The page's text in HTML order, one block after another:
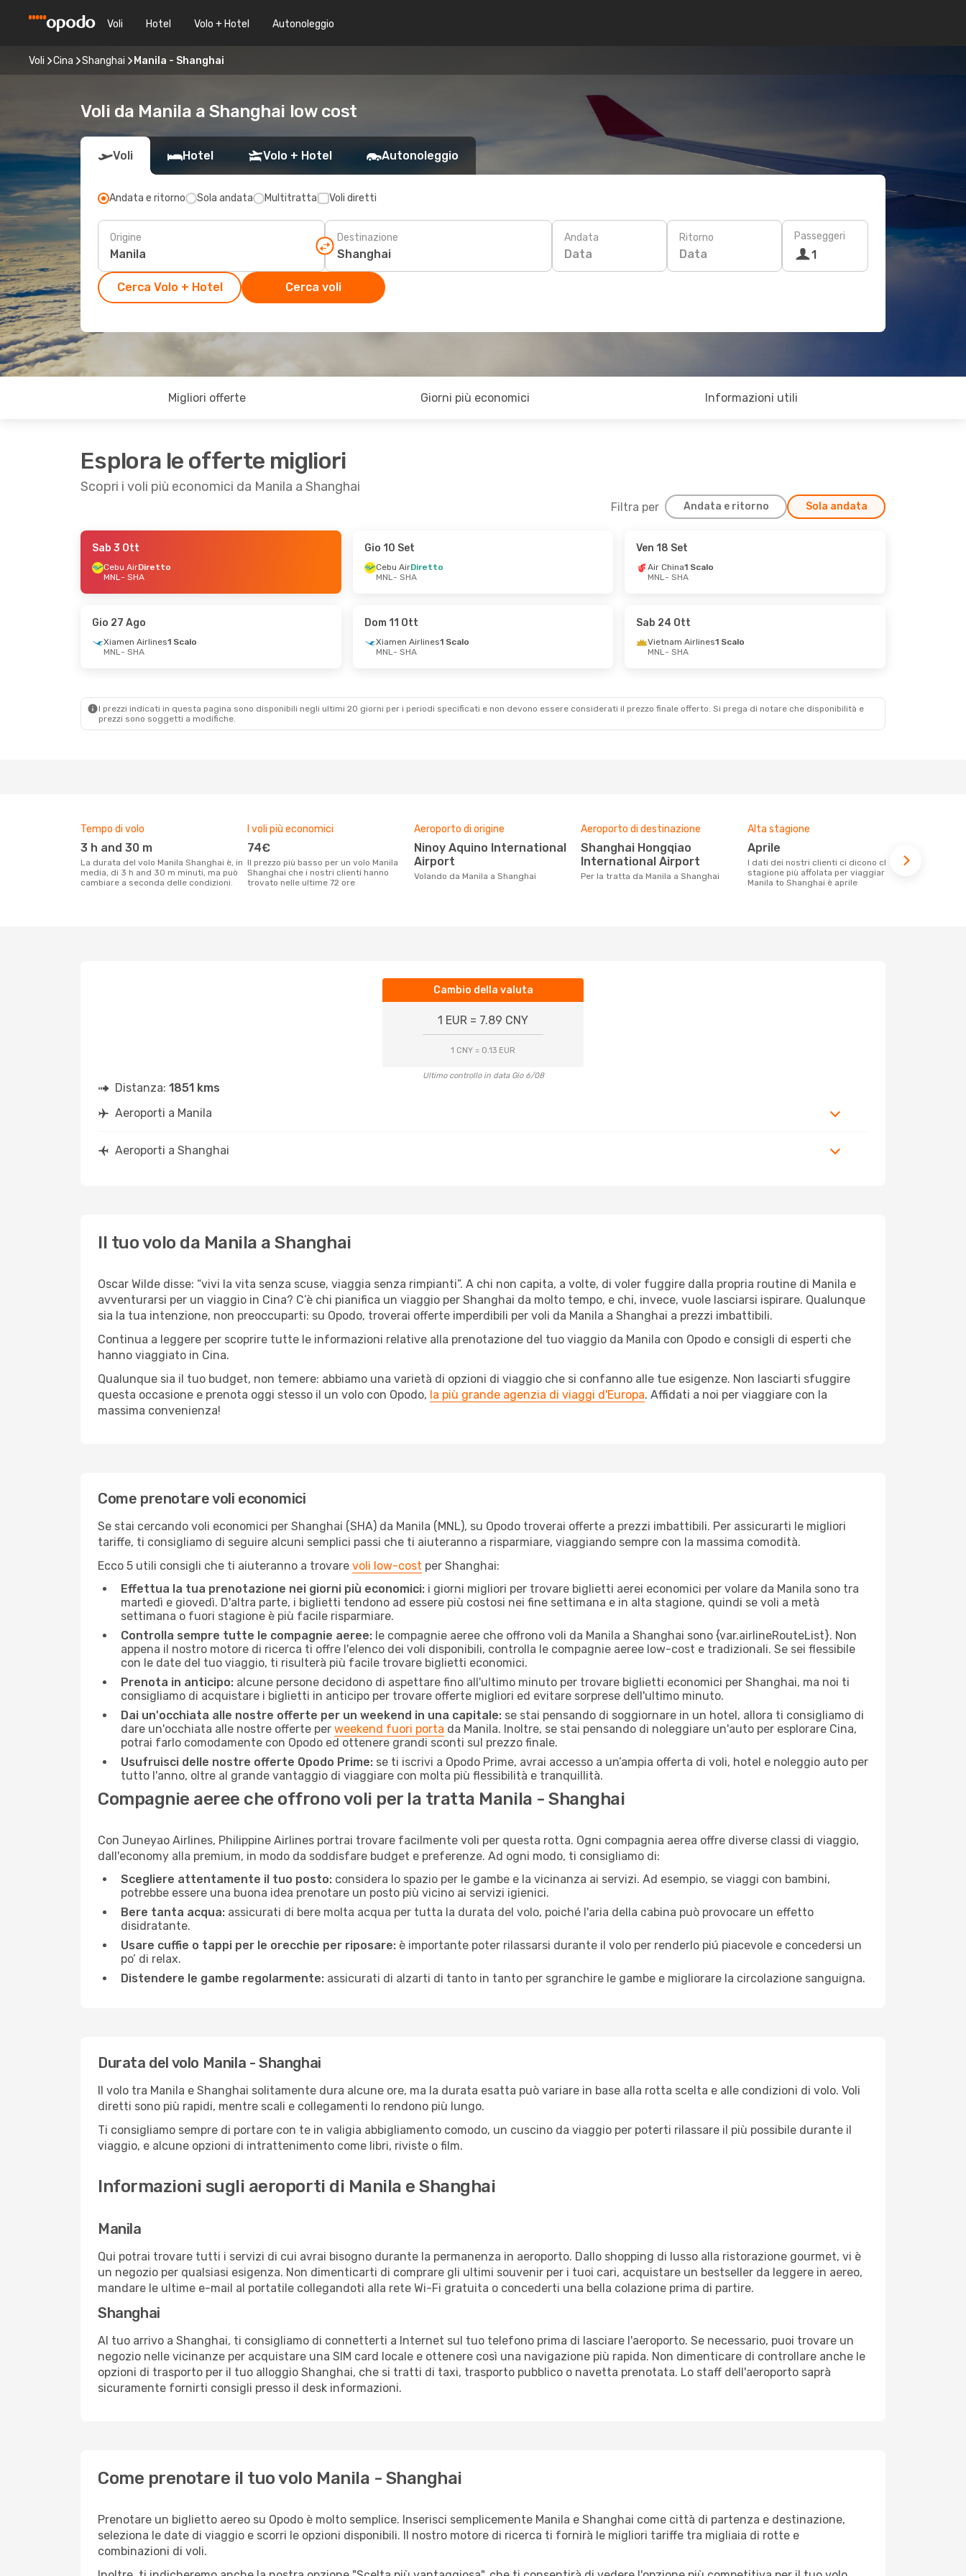
Voli Hotel Volo + Hotel Autonoleggio
Voli Cina Shanghai Manila - Shanghai
Voli da Manila a Shanghai low cost
Voli Hotel Volo + Hotel Autonoleggio
Andata e ritorno Sola andata Multitratta Voli diretti
Origine Destinazione Andata
Data
Ritorno
Data
Passeggeri
1
Cerca Volo + Hotel Cerca voli
Migliori offerte Giorni più economici Informazioni utili
Esplora le offerte migliori
Scopri i voli più economici da Manila a Shanghai
Filtra per Andata e ritorno Sola andata
- Lun 31 Ago
1 Scalo
Sab 3 Ott
Cebu AirDiretto
MNL- SHA
Gio 10 Set
Cebu AirDiretto
MNL- SHA
Ven 18 Set
Air China1 Scalo
MNL- SHA
Gio 27 Ago
Xiamen Airlines1 Scalo
MNL- SHA
Dom 11 Ott
Xiamen Airlines1 Scalo
MNL- SHA
Sab 24 Ott
Vietnam Airlines1 Scalo
MNL- SHA
I prezzi indicati in questa pagina sono disponibili negli ultimi 20 giorni per i periodi specificati e non devono essere considerati il ​​prezzo finale offerto. Si prega di notare che disponibilità e
prezzi sono soggetti a modifiche.
Tempo di volo
3 h and 30 m
La durata del volo Manila Shanghai è, in
media, di 3 h and 30 m minuti, ma può
cambiare a seconda delle condizioni.
I voli più economici
74€
Il prezzo più basso per un volo Manila
Shanghai che i nostri clienti hanno
trovato nelle ultime 72 ore
Aeroporto di origine
Ninoy Aquino International
Airport
Volando da Manila a Shanghai
Aeroporto di destinazione
Shanghai Hongqiao
International Airport
Per la tratta da Manila a Shanghai
Alta stagione
aprile
I dati dei nostri clienti ci dicono che la
stagione più affolata per viaggiare da
Manila to Shanghai è aprile
Cambio della valuta
1 EUR = 7.89 CNY
1 CNY = 0.13 EUR
Ultimo controllo in data Gio 6/08
Distanza: 1851 kms
Aeroporti a Manila
Aeroporti a Shanghai
Il tuo volo da Manila a Shanghai
Oscar Wilde disse: “vivi la vita senza scuse, viaggia senza rimpianti”. A chi non capita, a volte, di voler fuggire dalla propria routine di Manila e
avventurarsi per un viaggio in Cina? C’è chi pianifica un viaggio per Shanghai da molto tempo, e chi, invece, vuole lasciarsi ispirare. Qualunque
sia la tua intenzione, non preoccuparti: su Opodo, troverai offerte imperdibili per voli da Manila a Shanghai a prezzi imbattibili.
Continua a leggere per scoprire tutte le informazioni relative alla prenotazione del tuo viaggio da Manila con Opodo e consigli di esperti che
hanno viaggiato in Cina.
Qualunque sia il tuo budget, non temere: abbiamo una varietà di opzioni di viaggio che si confanno alle tue esigenze. Non lasciarti sfuggire
questa occasione e prenota oggi stesso il un volo con Opodo, la più grande agenzia di viaggi d'Europa. Affidati a noi per viaggiare con la
massima convenienza!
Come prenotare voli economici
Se stai cercando voli economici per Shanghai (SHA) da Manila (MNL), su Opodo troverai offerte a prezzi imbattibili. Per assicurarti le migliori
tariffe, ti consigliamo di seguire alcuni semplici passi che ti aiuteranno a risparmiare, viaggiando sempre con la massima comodità.
Ecco 5 utili consigli che ti aiuteranno a trovare voli low-cost per Shanghai:
Effettua la tua prenotazione nei giorni più economici: i giorni migliori per trovare biglietti aerei economici per volare da Manila sono tra
martedì e giovedì. D'altra parte, i biglietti tendono ad essere più costosi nei fine settimana e in alta stagione, quindi se voli a metà
settimana o fuori stagione è più facile risparmiare.
Controlla sempre tutte le compagnie aeree: le compagnie aeree che offrono voli da Manila a Shanghai sono {​var.airlineRouteList}. Non
appena il nostro motore di ricerca ti offre l'elenco dei voli disponibili, controlla le compagnie aeree low-cost e tradizionali. Se sei flessibile
con le date del tuo viaggio, ti risulterà più facile trovare biglietti economici.
Prenota in anticipo: alcune persone decidono di aspettare fino all'ultimo minuto per trovare biglietti economici per Shanghai, ma noi ti
consigliamo di acquistare i biglietti in anticipo per trovare offerte migliori ed evitare sorprese dell'ultimo minuto.
Dai un'occhiata alle nostre offerte per un weekend in una capitale: se stai pensando di soggiornare in un hotel, allora ti consigliamo di
dare un'occhiata alle nostre offerte per weekend fuori porta da Manila. Inoltre, se stai pensando di noleggiare un'auto per esplorare Cina,
potrai farlo comodamente con Opodo ed ottenere grandi sconti sul prezzo finale.
Usufruisci delle nostre offerte Opodo Prime: se ti iscrivi a Opodo Prime, avrai accesso a un’ampia offerta di voli, hotel e noleggio auto per
tutto l'anno, oltre al grande vantaggio di viaggiare con molta più flessibilità e tranquillità.
Compagnie aeree che offrono voli per la tratta Manila - Shanghai
Con Juneyao Airlines, Philippine Airlines portrai trovare facilmente voli per questa rotta. Ogni compagnia aerea offre diverse classi di viaggio,
dall'economy alla premium, in modo da soddisfare budget e preferenze. Ad ogni modo, ti consigliamo di:
Scegliere attentamente il tuo posto: considera lo spazio per le gambe e la vicinanza ai servizi. Ad esempio, se viaggi con bambini,
potrebbe essere una buona idea prenotare un posto più vicino ai servizi igienici.
Bere tanta acqua: assicurati di bere molta acqua per tutta la durata del volo, poiché l'aria della cabina può provocare un effetto
disidratante.
Usare cuffie o tappi per le orecchie per riposare: è importante poter rilassarsi durante il volo per renderlo piú piacevole e concedersi un
po’ di relax.
Distendere le gambe regolarmente: assicurati di alzarti di tanto in tanto per sgranchire le gambe e migliorare la circolazione sanguigna.
Durata del volo Manila - Shanghai
Il volo tra Manila e Shanghai solitamente dura alcune ore, ma la durata esatta può variare in base alla rotta scelta e alle condizioni di volo. Voli
diretti sono più rapidi, mentre scali e collegamenti lo rendono più lungo.
Ti consigliamo sempre di portare con te in valigia abbigliamento comodo, un cuscino da viaggio per poterti rilassare il più possibile durante il
viaggio, e alcune opzioni di intrattenimento come libri, riviste o film.
Informazioni sugli aeroporti di Manila e Shanghai
Manila
Qui potrai trovare tutti i servizi di cui avrai bisogno durante la permanenza in aeroporto. Dallo shopping di lusso alla ristorazione gourmet, vi è
un negozio per qualsiasi esigenza. Non dimenticarti di comprare gli ultimi souvenir per i tuoi cari, acquistare un bestseller da leggere in aereo,
mandare le ultime e-mail al portatile collegandoti alla rete Wi-Fi gratuita o concederti una bella colazione prima di partire.
Shanghai
Al tuo arrivo a Shanghai, ti consigliamo di connetterti a Internet sul tuo telefono prima di lasciare l'aeroporto. Se necessario, puoi trovare un
negozio nelle vicinanze per acquistare una SIM card locale e ottenere così una navigazione più rapida. Non dimenticare di controllare anche le
opzioni di trasporto per il tuo alloggio Shanghai, che si tratti di taxi, trasporto pubblico o navetta prenotata. Lo staff dell'aeroporto saprà
sicuramente fornirti consigli presso il desk informazioni.
Come prenotare il tuo volo Manila - Shanghai
Prenotare un biglietto aereo su Opodo è molto semplice. Inserisci semplicemente Manila e Shanghai come città di partenza e destinazione,
seleziona le date di viaggio e scorri le opzioni disponibili. Il nostro motore di ricerca ti fornirà le migliori tariffe tra migliaia di rotte e
combinazioni di voli.